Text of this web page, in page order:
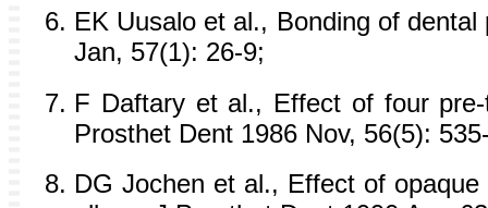
EK Uusalo et al., Bonding of
Jan, 57(1): 26-9;
F Daftary et al., Effect of four
Prosthet Dent 1986 Nov, 56(5):
DG Jochen et al., Effect of